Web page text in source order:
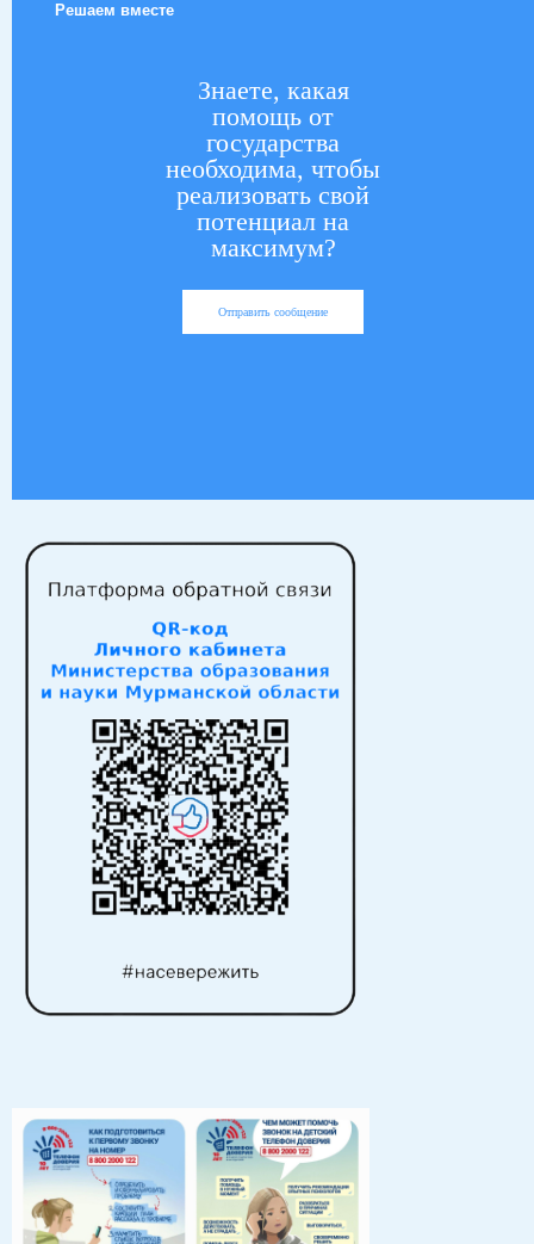
Решаем вместе
Знаете, какая
помощь от
государства
необходима, чтобы
реализовать свой
потенциал на
максимум?
Отправить сообщение